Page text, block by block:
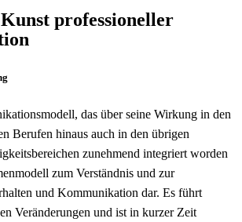
professioneller
das über seine Wirkung in den
Berufen hinaus auch in den übrigen
zunehmend integriert worden
zum Verständnis und zur
und Kommunikation dar. Es führt
Veränderungen und ist in kurzer Zeit